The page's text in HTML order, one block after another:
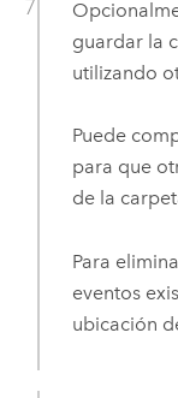
guardar la
utilizando
Puede
para que
de la
Para
eventos
ubicación